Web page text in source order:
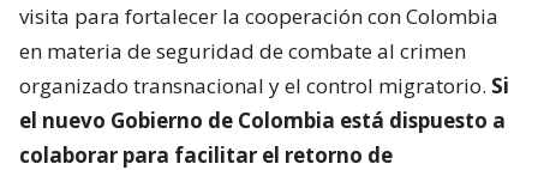
visita para fortalecer la cooperación con Colombia
en materia de seguridad de combate al crimen
organizado transnacional y el control migratorio. Si
el nuevo Gobierno de Colombia está dispuesto a
colaborar para facilitar el retorno de